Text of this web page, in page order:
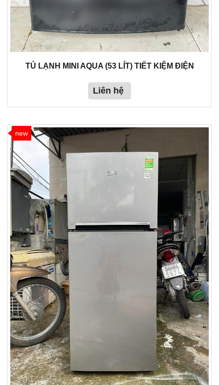
TỦ LẠNH MINI AQUA (53 LÍT) TIẾT KIỆM ĐIỆN
Liên hệ
new